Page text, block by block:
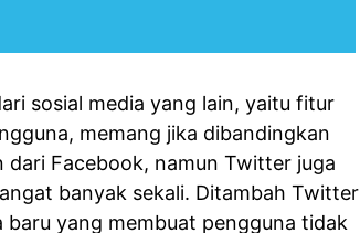
sosial media yang lain, yaitu fitur
memang jika dibandingkan
Facebook, namun Twitter juga
banyak sekali. Ditambah Twitter
baru yang membuat pengguna tidak